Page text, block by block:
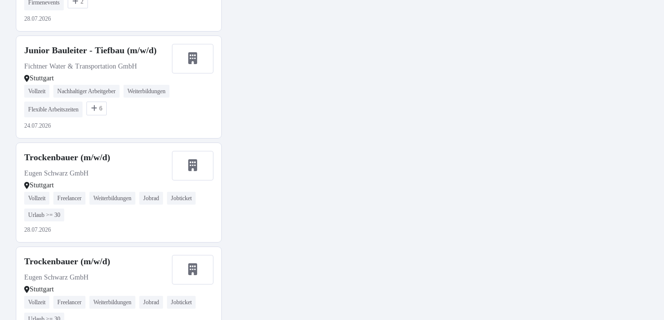
Firmenevents 2
28.07.2026
Junior Bauleiter - Tiefbau (m/w/d)
Fichtner Water & Transportation GmbH
Stuttgart
Vollzeit Nachhaltiger Arbeitgeber Weiterbildungen
Flexible Arbeitszeiten 6
24.07.2026
Trockenbauer (m/w/d)
Eugen Schwarz GmbH
Stuttgart
Vollzeit Freelancer Weiterbildungen Jobrad Jobticket
Urlaub >= 30
28.07.2026
Trockenbauer (m/w/d)
Eugen Schwarz GmbH
Stuttgart
Vollzeit Freelancer Weiterbildungen Jobrad Jobticket